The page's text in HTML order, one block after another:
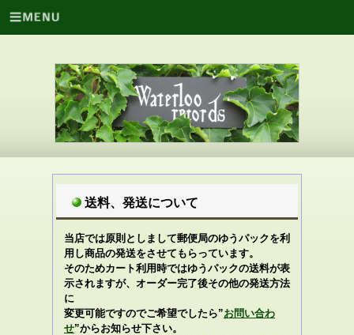
送料、発送について
当店では原則としまして郵便局のゆうパックを利
用し商品の発送をさせてもらっています。
そのためカート利用時ではゆうパックの送料が表
示されますが、オーダー完了後その他の発送方法
に
変更可能ですのでご希望でしたら”お問い合わ
せ”からお知らせ下さい。